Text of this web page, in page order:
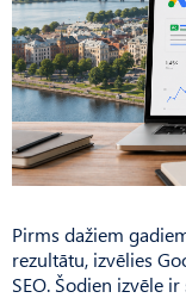
Pirms dažiem
rezultātu, izvēlies
SEO. Šodien izvēle